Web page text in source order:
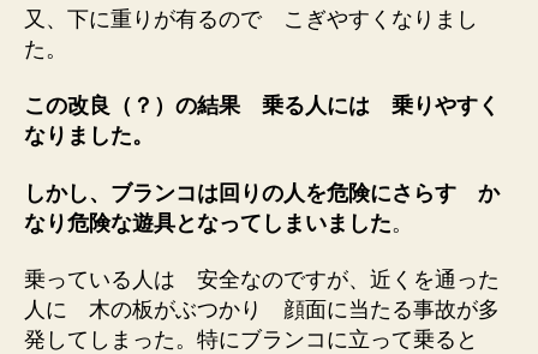
又、下に重りが有るので こぎやすくなりまし
た。
この改良（？）の結果 乗る人には 乗りやすく
なりました。
しかし、ブランコは回りの人を危険にさらす か
なり危険な遊具となってしまいました。
乗っている人は 安全なのですが、近くを通った
人に 木の板がぶつかり 顔面に当たる事故が多
発してしまった。特にブランコに立って乗ると